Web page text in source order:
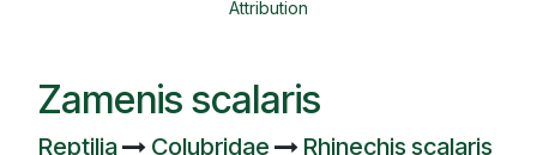
Attribution
Zamenis scalaris
Reptilia Colubridae Rhinechis scalaris